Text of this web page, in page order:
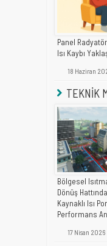
Panel
Isı Kaybı
18 Haziran
TEKNİK
Bölgesel
Dönüş
Kaynaklı Isı
Performans
17 Nisan 2026